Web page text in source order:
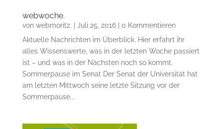
webwoche.
von webmoritz. Juli 25, 2016| 0 Kommentieren
Aktuelle Nachrichten im Überblick. Hier erfahrt ihr
alles Wissenswerte, was in der letzten Woche passiert
ist – und was in der Nächsten noch so kommt.
Sommerpause im Senat Der Senat der Universität hat
am letzten Mittwoch seine letzte Sitzung vor der
Sommerpause...